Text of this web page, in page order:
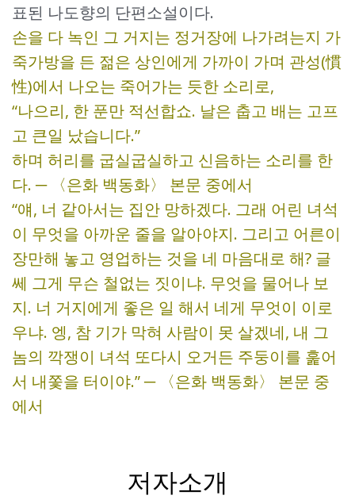
표된 나도향의 단편소설이다.
손을 다 녹인 그 거지는 정거장에 나가려는지 가
죽가방을 든 젊은 상인에게 가까이 가며 관성(慣
性)에서 나오는 죽어가는 듯한 소리로,
“나으리, 한 푼만 적선합쇼. 날은 춥고 배는 고프
고 큰일 났습니다.”
하며 허리를 굽실굽실하고 신음하는 소리를 한
다. ─ 〈은화 백동화〉 본문 중에서
“얘, 너 같아서는 집안 망하겠다. 그래 어린 녀석
이 무엇을 아까운 줄을 알아야지. 그리고 어른이
장만해 놓고 영업하는 것을 네 마음대로 해? 글
쎄 그게 무슨 철없는 짓이냐. 무엇을 물어나 보
지. 너 거지에게 좋은 일 해서 네게 무엇이 이로
우냐. 엥, 참 기가 막혀 사람이 못 살겠네, 내 그
놈의 깍쟁이 녀석 또다시 오거든 주둥이를 훑어
서 내쫓을 터이야.” ─ 〈은화 백동화〉 본문 중
에서
저자소개